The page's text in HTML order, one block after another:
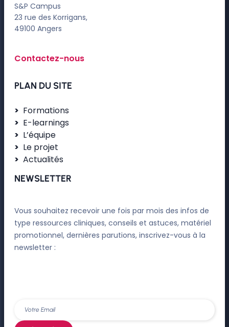
S&P Campus
23 rue des Korrigans,
49100 Angers
Contactez-nous
PLAN DU SITE
Formations
E-learnings
L’équipe
Le projet
Actualités
NEWSLETTER
Vous souhaitez recevoir une fois par mois des infos de
type ressources cliniques, conseils et astuces, matériel
promotionnel, dernières parutions, inscrivez-vous à la
newsletter :